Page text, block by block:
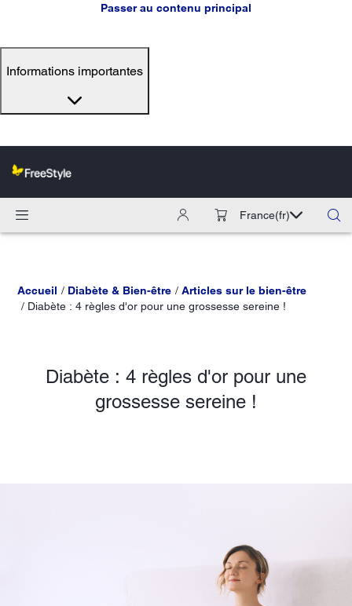
Passer au contenu principal
Informations importantes
France(fr)
Accueil Diabète & Bien-être
Articles sur le bien-être
Diabète : 4 règles d'or pour une grossesse sereine !
Diabète : 4 règles d'or pour une
grossesse sereine !